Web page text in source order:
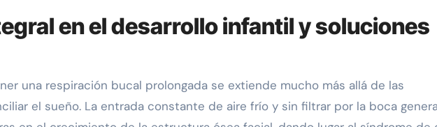
en el desarrollo infantil y soluciones
una respiración bucal prolongada se extiende mucho más allá de las
el sueño. La entrada constante de aire frío y sin filtrar por la boca